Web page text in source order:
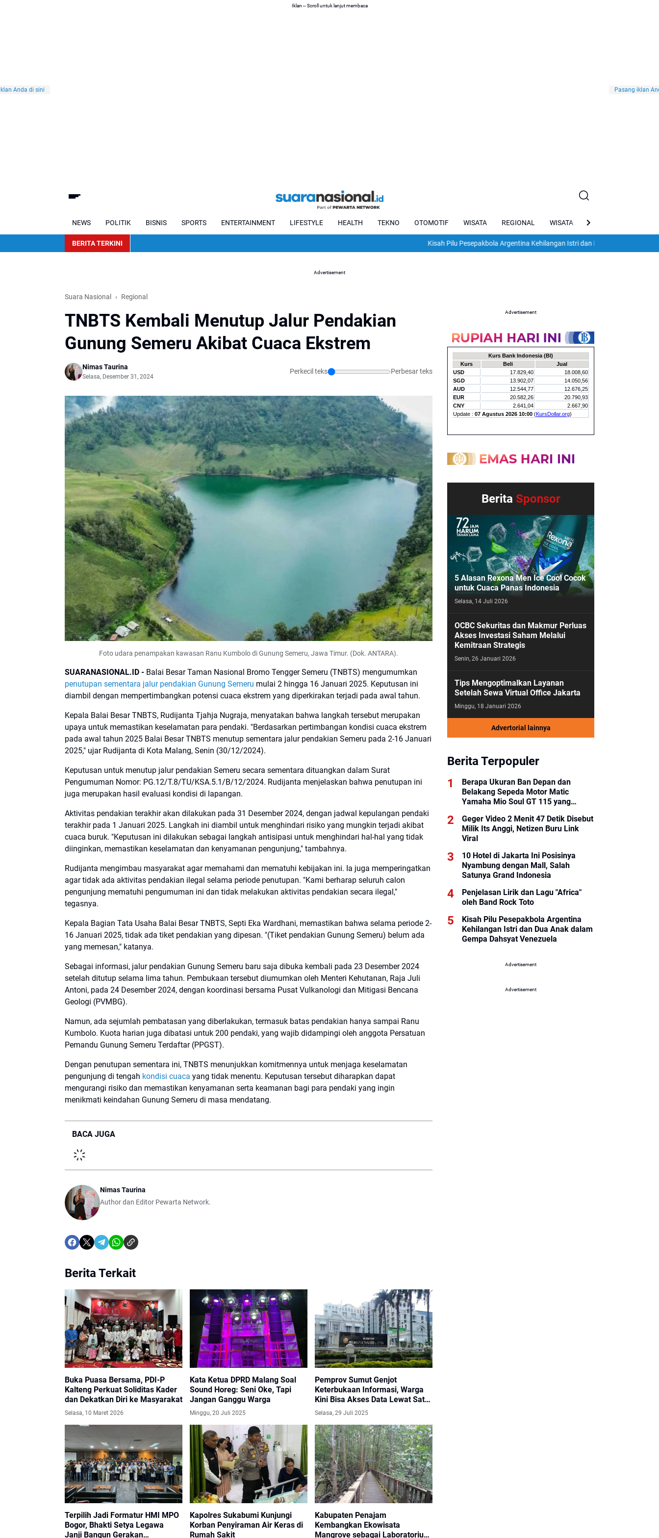
Iklan -- Scroll untuk lanjut membaca
NEWS POLITIK BISNIS SPORTS ENTERTAINMENT LIFESTYLE HEALTH TEKNO OTOMOTIF WISATA REGIONAL WISATA VIRAL
BERITA TERKINI Kisah Pilu Pesepakbola Argentina Kehilangan Istri dan Dua Anak dalam Gempa
Advertisement
Suara Nasional Regional
TNBTS Kembali Menutup Jalur Pendakian
Gunung Semeru Akibat Cuaca Ekstrem
Nimas Taurina
Selasa, Desember 31, 2024
Perkecil teks Perbesar teks
Foto udara penampakan kawasan Ranu Kumbolo di Gunung Semeru, Jawa Timur. (Dok. ANTARA).
SUARANASIONAL.ID - Balai Besar Taman Nasional Bromo Tengger Semeru (TNBTS) mengumumkan
penutupan sementara jalur pendakian Gunung Semeru mulai 2 hingga 16 Januari 2025. Keputusan ini
diambil dengan mempertimbangkan potensi cuaca ekstrem yang diperkirakan terjadi pada awal tahun.
Kepala Balai Besar TNBTS, Rudijanta Tjahja Nugraja, menyatakan bahwa langkah tersebut merupakan
upaya untuk memastikan keselamatan para pendaki. "Berdasarkan pertimbangan kondisi cuaca ekstrem
pada awal tahun 2025 Balai Besar TNBTS menutup sementara jalur pendakian Semeru pada 2-16 Januari
2025," ujar Rudijanta di Kota Malang, Senin (30/12/2024).
Keputusan untuk menutup jalur pendakian Semeru secara sementara dituangkan dalam Surat
Pengumuman Nomor: PG.12/T.8/TU/KSA.5.1/B/12/2024. Rudijanta menjelaskan bahwa penutupan ini
juga merupakan hasil evaluasi kondisi di lapangan.
Aktivitas pendakian terakhir akan dilakukan pada 31 Desember 2024, dengan jadwal kepulangan pendaki
terakhir pada 1 Januari 2025. Langkah ini diambil untuk menghindari risiko yang mungkin terjadi akibat
cuaca buruk. "Keputusan ini dilakukan sebagai langkah antisipasi untuk menghindari hal-hal yang tidak
diinginkan, memastikan keselamatan dan kenyamanan pengunjung," tambahnya.
Rudijanta mengimbau masyarakat agar memahami dan mematuhi kebijakan ini. Ia juga memperingatkan
agar tidak ada aktivitas pendakian ilegal selama periode penutupan. "Kami berharap seluruh calon
pengunjung mematuhi pengumuman ini dan tidak melakukan aktivitas pendakian secara ilegal,"
tegasnya.
Kepala Bagian Tata Usaha Balai Besar TNBTS, Septi Eka Wardhani, memastikan bahwa selama periode 2-
16 Januari 2025, tidak ada tiket pendakian yang dipesan. "(Tiket pendakian Gunung Semeru) belum ada
yang memesan," katanya.
Sebagai informasi, jalur pendakian Gunung Semeru baru saja dibuka kembali pada 23 Desember 2024
setelah ditutup selama lima tahun. Pembukaan tersebut diumumkan oleh Menteri Kehutanan, Raja Juli
Antoni, pada 24 Desember 2024, dengan koordinasi bersama Pusat Vulkanologi dan Mitigasi Bencana
Geologi (PVMBG).
Namun, ada sejumlah pembatasan yang diberlakukan, termasuk batas pendakian hanya sampai Ranu
Kumbolo. Kuota harian juga dibatasi untuk 200 pendaki, yang wajib didampingi oleh anggota Persatuan
Pemandu Gunung Semeru Terdaftar (PPGST).
Dengan penutupan sementara ini, TNBTS menunjukkan komitmennya untuk menjaga keselamatan
pengunjung di tengah kondisi cuaca yang tidak menentu. Keputusan tersebut diharapkan dapat
mengurangi risiko dan memastikan kenyamanan serta keamanan bagi para pendaki yang ingin
menikmati keindahan Gunung Semeru di masa mendatang.
BACA JUGA
Nimas Taurina
Author dan Editor Pewarta Network.
Berita Terkait
Buka Puasa Bersama, PDI-P
Kalteng Perkuat Soliditas Kader
dan Dekatkan Diri ke Masyarakat
Selasa, 10 Maret 2026
Kata Ketua DPRD Malang Soal
Sound Horeg: Seni Oke, Tapi
Jangan Ganggu Warga
Minggu, 20 Juli 2025
Pemprov Sumut Genjot
Keterbukaan Informasi, Warga
Kini Bisa Akses Data Lewat Satu
Portal
Selasa, 29 Juli 2025
Terpilih Jadi Formatur HMI MPO
Bogor, Bhakti Setya Legawa
Janji Bangun Gerakan
Kapolres Sukabumi Kunjungi
Korban Penyiraman Air Keras di
Rumah Sakit
Kabupaten Penajam
Kembangkan Ekowisata
Mangrove sebagai Laboratorium
Advertisement
Berita Sponsor
5 Alasan Rexona Men Ice Cool Cocok
untuk Cuaca Panas Indonesia
Selasa, 14 Juli 2026
OCBC Sekuritas dan Makmur Perluas
Akses Investasi Saham Melalui
Kemitraan Strategis
Senin, 26 Januari 2026
Tips Mengoptimalkan Layanan
Setelah Sewa Virtual Office Jakarta
Minggu, 18 Januari 2026
Advertorial lainnya
Berita Terpopuler
Berapa Ukuran Ban Depan dan
Belakang Sepeda Motor Matic
Yamaha Mio Soul GT 115 yang
Geger Video 2 Menit 47 Detik Disebut
Milik Its Anggi, Netizen Buru Link
Viral
10 Hotel di Jakarta Ini Posisinya
Nyambung dengan Mall, Salah
Satunya Grand Indonesia
Penjelasan Lirik dan Lagu "Africa"
oleh Band Rock Toto
Kisah Pilu Pesepakbola Argentina
Kehilangan Istri dan Dua Anak dalam
Gempa Dahsyat Venezuela
Advertisement
Advertisement
Anda di sini Pasang iklan